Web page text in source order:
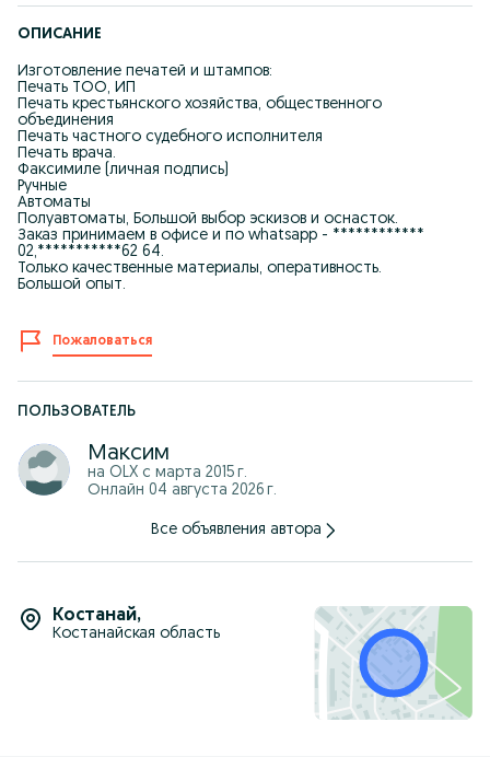
ОПИСАНИЕ
Изготовление печатей и штампов:
Печать ТОО, ИП
Печать крестьянского хозяйства, общественного
объединения
Печать частного судебного исполнителя
Печать врача.
Факсимиле (личная подпись)
Ручные
Автоматы
Полуавтоматы, Большой выбор эскизов и оснасток.
Заказ принимаем в офисе и по whatsapp - ************
02,***********62 64.
Только качественные материалы, оперативность.
Большой опыт.
Пожаловаться
ПОЛЬЗОВАТЕЛЬ
Максим
на OLX с марта 2015 г.
Онлайн 04 августа 2026 г.
Все объявления автора
Костанай,
Костанайская область